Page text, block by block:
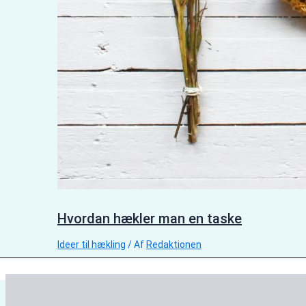
Hvordan hækler man en taske
Ideer til hækling / Af Redaktionen